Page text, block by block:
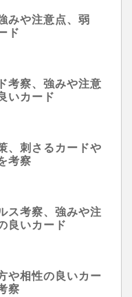
みや注意点、弱
ド
考察、強みや注意
いカード
、刺さるカードや
考察
ス考察、強みや注
良いカード
や相性の良いカー
察